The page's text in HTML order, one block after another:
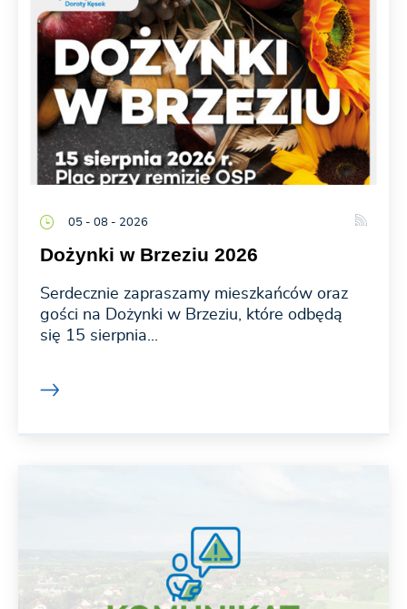
05 - 08 - 2026
Dożynki w Brzeziu 2026
Serdecznie zapraszamy mieszkańców oraz
gości na Dożynki w Brzeziu, które odbędą
się 15 sierpnia...